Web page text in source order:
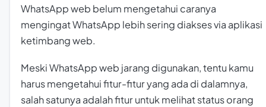
WhatsApp web belum mengetahui caranya
mengingat WhatsApp lebih sering diakses via aplikasi
ketimbang web.
Meski WhatsApp web jarang digunakan, tentu kamu
harus mengetahui fitur-fitur yang ada di dalamnya,
salah satunya adalah fitur untuk melihat status orang